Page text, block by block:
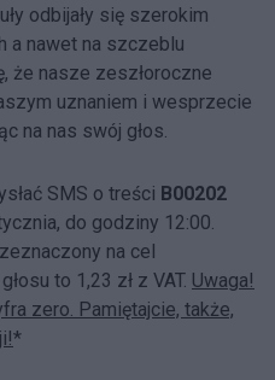
odbijały się szerokim
a nawet na szczeblu
że nasze zeszłoroczne
uznaniem i wesprzecie
na nas swój głos.
SMS o treści B00202
do godziny 12:00.
na cel
to 1,23 zł z VAT. Uwaga!
zero. Pamiętajcie, także,
*